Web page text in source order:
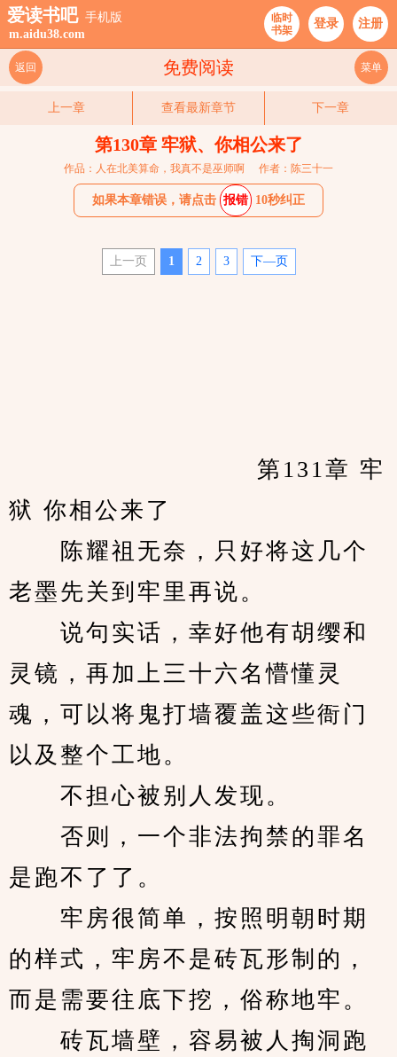
爱读书吧 手机版
m.aidu38.com
临时
书架
登录 注册
免费阅读
返回 菜单
上一章 查看最新章节 下一章
第130章 牢狱、你相公来了
作品：人在北美算命，我真不是巫师啊 作者：陈三十一
如果本章错误，请点击 报错 10秒纠正
上一页 1 2 3 下—页
狱 你相公来了
陈耀祖无奈，只好将这几个
老墨先关到牢里再说。
说句实话，幸好他有胡缨和
灵镜，再加上三十六名懵懂灵
魂，可以将鬼打墙覆盖这些衙门
以及整个工地。
不担心被别人发现。
否则，一个非法拘禁的罪名
是跑不了了。
牢房很简单，按照明朝时期
的样式，牢房不是砖瓦形制的，
而是需要往底下挖，俗称地牢。
砖瓦墙壁，容易被人掏洞跑